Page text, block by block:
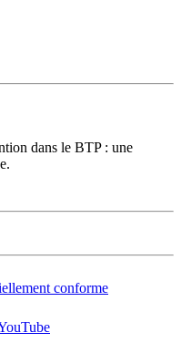
dans le BTP : une
conforme